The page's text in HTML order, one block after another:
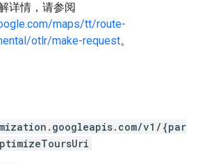
详情，请参阅
maps/tt/route-
otlr/make-request。
v1/{par